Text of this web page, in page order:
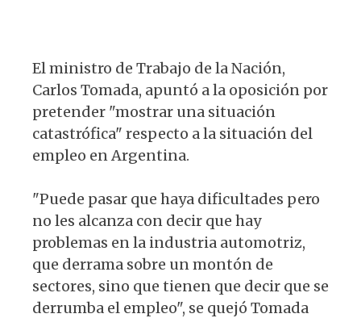
El ministro de Trabajo de la Nación,
Carlos Tomada, apuntó a la oposición por
pretender "mostrar una situación
catastrófica" respecto a la situación del
empleo en Argentina.
"Puede pasar que haya dificultades pero
no les alcanza con decir que hay
problemas en la industria automotriz,
que derrama sobre un montón de
sectores, sino que tienen que decir que se
derrumba el empleo", se quejó Tomada